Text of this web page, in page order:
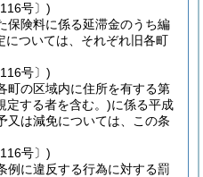
号〕)
保険料に係る延滞金のうち編
については、それぞれ旧各町
号〕)
町の区域内に住所を有する第
定する者を含む。)に係る平成
又は減免については、この条
号〕)
例に違反する行為に対する罰